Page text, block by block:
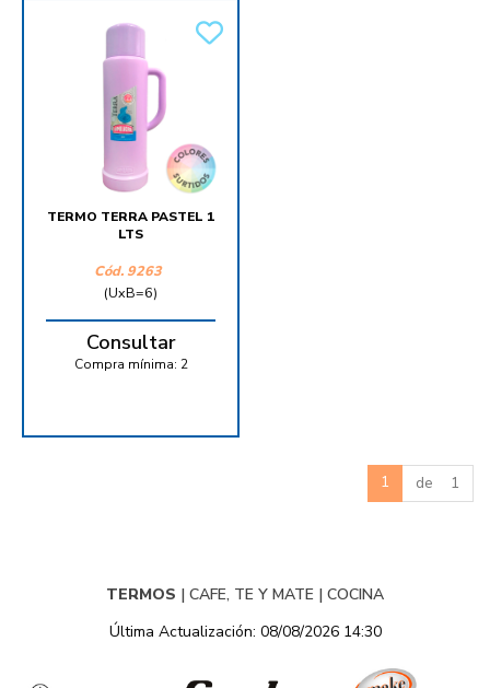
TERMO TERRA PASTEL 1
LTS
Cód. 9263
(UxB=6)
Consultar
Compra mínima: 2
1 de 1
TERMOS | CAFE, TE Y MATE | COCINA
Última Actualización: 08/08/2026 14:30